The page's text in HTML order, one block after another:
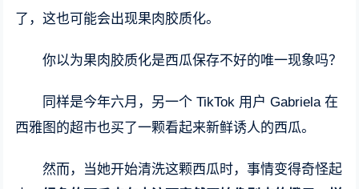
了，这也可能会出现果肉胶质化。
你以为果肉胶质化是西瓜保存不好的唯一现象吗？
同样是今年六月，另一个 TikTok 用户 Gabriela 在
西雅图的超市也买了一颗看起来新鲜诱人的西瓜。
然而，当她开始清洗这颗西瓜时，事情变得奇怪起